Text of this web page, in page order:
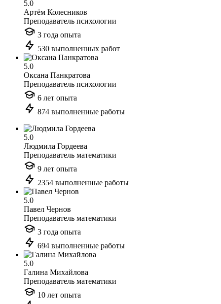
5.0
Артём Колесников
Преподаватель психологии
3 года опыта
530 выполненных работ
5.0
Оксана Панкратова
Преподаватель психологии
6 лет опыта
874 выполненные работы
5.0
Людмила Гордеева
Преподаватель математики
9 лет опыта
2354 выполненные работы
5.0
Павел Чернов
Преподаватель математики
3 года опыта
694 выполненные работы
5.0
Галина Михайлова
Преподаватель математики
10 лет опыта